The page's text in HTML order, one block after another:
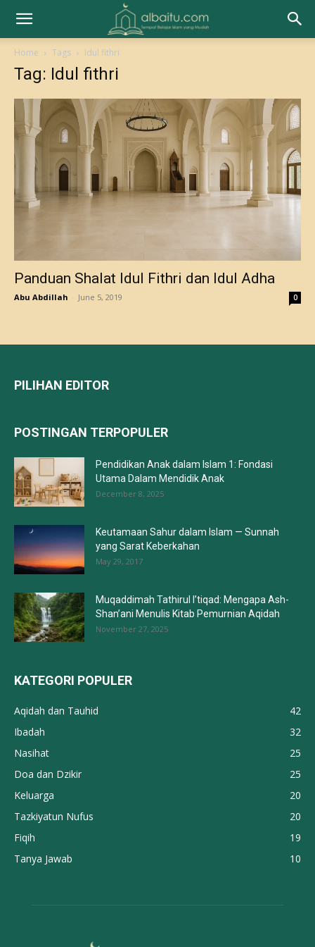
Home Tags Idul fithri
Tag: Idul fithri
Panduan Shalat Idul Fithri dan Idul Adha
Abu Abdillah - June 5, 2019 0
PILIHAN EDITOR
POSTINGAN TERPOPULER
Pendidikan Anak dalam Islam 1: Fondasi
Utama Dalam Mendidik Anak
December 8, 2025
Keutamaan Sahur dalam Islam — Sunnah
yang Sarat Keberkahan
May 29, 2017
Muqaddimah Tathirul I’tiqad: Mengapa Ash-
Shan’ani Menulis Kitab Pemurnian Aqidah
November 27, 2025
KATEGORI POPULER
Aqidah dan Tauhid
42
Ibadah
32
Nasihat
25
Doa dan Dzikir
25
Keluarga
20
Tazkiyatun Nufus
20
Fiqih
19
Tanya Jawab
10